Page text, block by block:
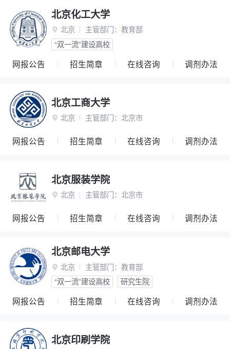
北京化工大学
 北京 主管部门： 教育部
“双一流”建设高校
网报公告 招生简章 在线咨询 调剂办法
北京工商大学
 北京 主管部门： 北京市
网报公告 招生简章 在线咨询 调剂办法
北京服装学院
 北京 主管部门： 北京市
网报公告 招生简章 在线咨询 调剂办法
北京邮电大学
 北京 主管部门： 教育部
“双一流”建设高校
研究生院
网报公告 招生简章 在线咨询 调剂办法
北京印刷学院